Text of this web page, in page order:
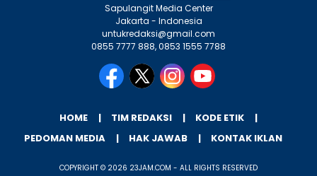
Sapulangit Media Center
Jakarta - Indonesia
untukredaksi@gmail.com
0855 7777 888, 0853 1555 7788
HOME TIM REDAKSI
KODE ETIK
PEDOMAN MEDIA
HAK JAWAB KONTAK IKLAN
COPYRIGHT © 2026 23JAM.COM - ALL RIGHTS RESERVED